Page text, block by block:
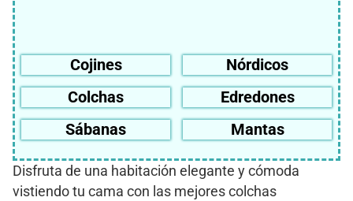
Cojines
Nórdicos
Colchas
Edredones
Sábanas
Mantas
Disfruta de una habitación elegante y cómoda
vistiendo tu cama con las mejores colchas